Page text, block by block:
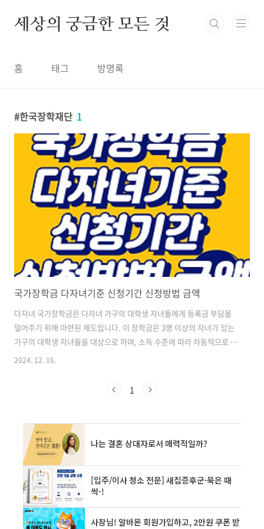
세상의 궁금한 모든 것
홈 태그 방명록
한국장학재단 1
국가장학금 다자녀기준 신청기간 신청방법 금액
다자녀 국가장학금은 다자녀 가구의 대학생 자녀들에게 등록금 부담을
덜어주기 위해 마련된 제도입니다. 이 장학금은 3명 이상의 자녀가 있는
가구의 대학생 자녀들을 대상으로 하며, 소득 수준에 따라 차등적으로 지
원됩니다. 다자녀 국가장학금의 주요 특징은 다음과 같습니다. 1. 지원
있는 다자녀 가구의 모든 자녀- 소득 9구간(분위) 이하의 가구 2. 연령 제
점 이상 성적 취득 (B학점 이상) 이 장학금은 대학생들의 학업을 지원하
고 다자녀 가구의 경제적 부담을 경감시키는 데 큰 ..
2024. 12. 16.
1